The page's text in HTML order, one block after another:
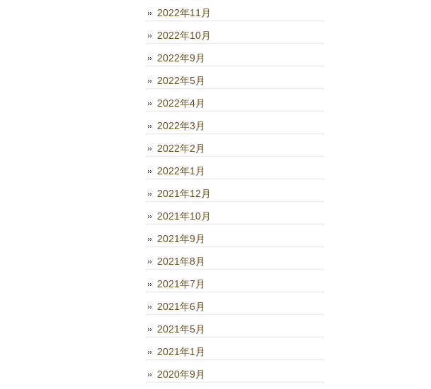
2022年11月
2022年10月
2022年9月
2022年5月
2022年4月
2022年3月
2022年2月
2022年1月
2021年12月
2021年10月
2021年9月
2021年8月
2021年7月
2021年6月
2021年5月
2021年1月
2020年9月